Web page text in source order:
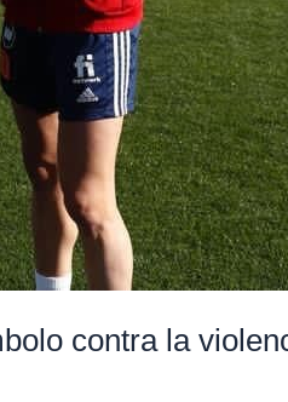
contra la